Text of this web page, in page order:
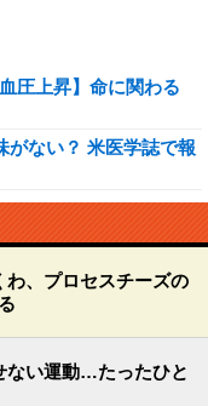
圧上昇】命に関わる
がない？ 米医学誌で報
、プロセスチーズの
ない運動…たったひと